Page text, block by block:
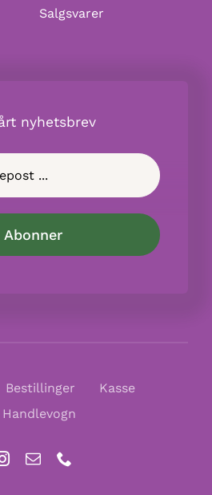
Salgsvarer
nyhetsbrev
Bestillinger
Kasse
Handlevogn